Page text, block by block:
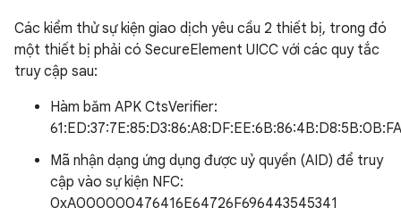
Các kiểm thử sự kiện giao dịch yêu cầu 2 thiết bị, trong đó
một thiết bị phải có SecureElement UICC với các quy tắc
truy cập sau:
Hàm băm APK CtsVerifier:
Mã nhận dạng ứng dụng được uỷ quyền (AID) để truy
cập vào sự kiện NFC:
0xA000000476416E64726F696443545341